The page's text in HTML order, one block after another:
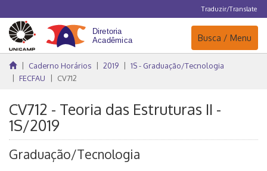
Traduzir/Translate
Navegação
Busca / Menu
Caderno Horários 2019
1S - Graduação/Tecnologia
FECFAU
CV712
CV712 - Teoria das Estruturas II -
1S/2019
Graduação/Tecnologia